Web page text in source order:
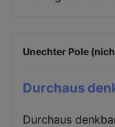
Unechter Pole
Durchaus
Durchaus